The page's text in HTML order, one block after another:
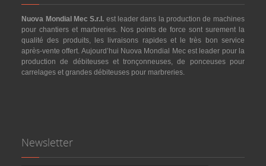
Nuova Mondial Mec S.r.l. est leader dans la production de machines
pour chantiers et marbreries. Nos points de force sont surement la
qualité des produits, les livraisons rapides et le très bon service
après-vente offert. Aujourd’hui Nuova Mondial Mec est leader pour la
production de débiteuses et tronçonneuses, de ponceuses pour
carrelages et grandes débiteuses pour marbreries.
Newsletter